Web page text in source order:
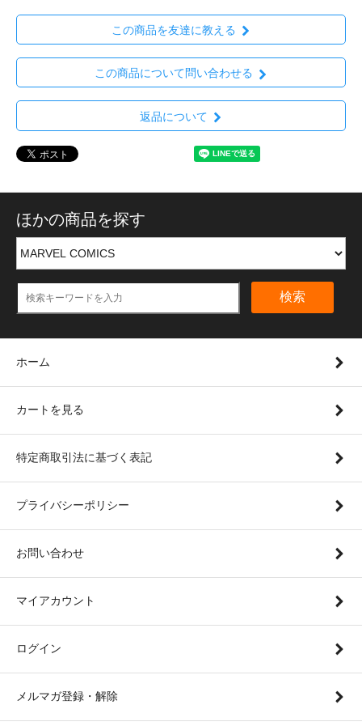
この商品を友達に教える
この商品について問い合わせる
返品について
ほかの商品を探す
検索
ホーム
カートを見る
特定商取引法に基づく表記
プライバシーポリシー
お問い合わせ
マイアカウント
ログイン
メルマガ登録・解除